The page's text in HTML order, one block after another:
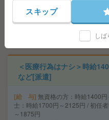
給 与 時給1300円 【月収例】
交通費 交通費支給有り
岐阜県大垣市 ※車通勤
＜医療行為はナシ＞時給
など[派遣]
給 与 無資格の方：時給1400
士：時給1700円～2125円 / 初任
～1875円
スキップ
し